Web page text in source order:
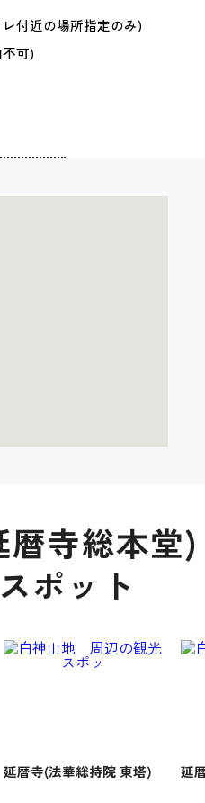
付近の場所指定のみ)
可)
寺総本堂)
ポット
延暦寺(法華総持院 東塔) 延